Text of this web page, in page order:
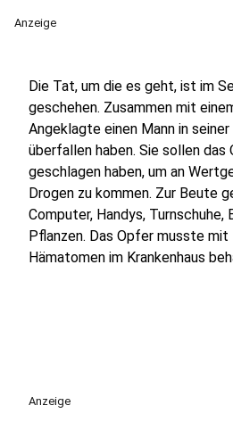
Anzeige
Die Tat, um die es geht, ist im
geschehen. Zusammen mit
Angeklagte einen Mann in seiner
überfallen haben. Sie sollen
geschlagen haben, um an
Drogen zu kommen. Zur Beute
Computer, Handys, Turnschuhe,
Pflanzen. Das Opfer musste mit
Hämatomen im Krankenhaus
Anzeige